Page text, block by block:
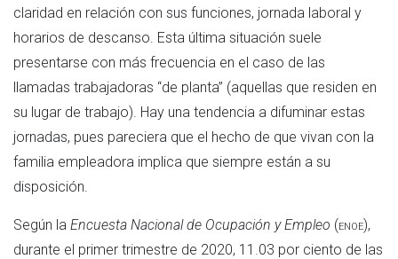
claridad en relación con sus funciones, jornada laboral y
horarios de descanso. Esta última situación suele
presentarse con más frecuencia en el caso de las
llamadas trabajadoras “de planta” (aquellas que residen en
su lugar de trabajo). Hay una tendencia a difuminar estas
jornadas, pues pareciera que el hecho de que vivan con la
familia empleadora implica que siempre están a su
disposición.
Según la Encuesta Nacional de Ocupación y Empleo (enoe),
durante el primer trimestre de 2020, 11.03 por ciento de las